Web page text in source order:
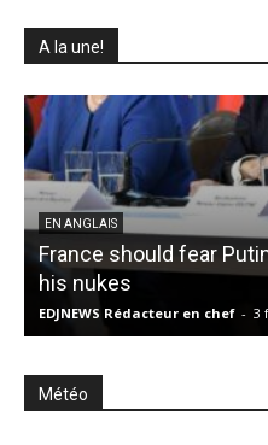
A la une!
EN ANGLAIS
France should fear
his nukes
EDJNEWS Rédacteur en chef - 3
Météo